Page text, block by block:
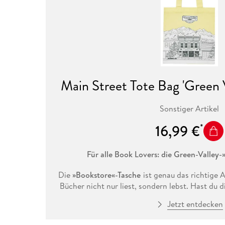
Main Street Tote Bag 'Green
Sonstiger Artikel
16,99 €
Für alle Book Lovers: die Green-Valley-
Die »Bookstore«-Tasche ist genau das richtige
Bücher nicht nur liest, sondern lebst. Hast du
einzigartig
Jetzt entdecken